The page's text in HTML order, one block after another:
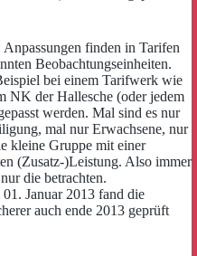
finden in Tarifen
Beobachtungseinheiten.
bei einem Tarifwerk wie
NK der Hallesche (oder jedem
werden. Mal sind es nur
mal nur Erwachsene, nur
kleine Gruppe mit einer
(Zusatz-)Leistung. Also immer
die betrachten.
Januar 2013 fand die
auch ende 2013 geprüft